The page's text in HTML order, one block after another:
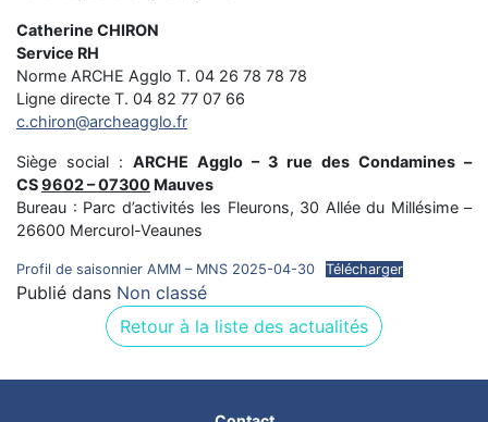
Catherine CHIRON
Service RH
Norme ARCHE Agglo T. 04 26 78 78 78
Ligne directe T. 04 82 77 07 66
c.chiron@archeagglo.fr
Siège social : ARCHE Agglo – 3 rue des Condamines –
CS9602 – 07300 Mauves
Bureau : Parc d’activités les Fleurons, 30 Allée du Millésime –
26600 Mercurol-Veaunes
Profil de saisonnier AMM – MNS 2025-04-30 Télécharger
Publié dans Non classé
Retour à la liste des actualités